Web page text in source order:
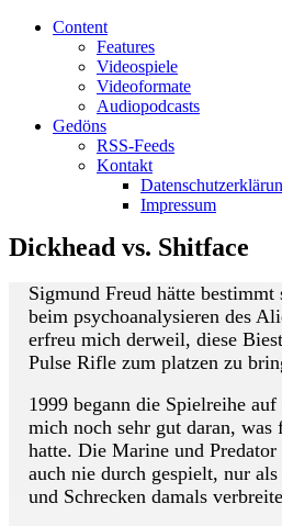
Content
Features
Videospiele
Videoformate
Audiopodcasts
Gedöns
RSS-Feeds
Kontakt
Impressum
Dickhead vs. Shitface
Sigmund Freud hätte bestimmt
beim psychoanalysieren des
erfreu mich derweil, diese
Pulse Rifle zum platzen zu
1999 begann die Spielreihe
mich noch sehr gut daran, was
hatte. Die Marine und
auch nie durch gespielt, nur
und Schrecken damals